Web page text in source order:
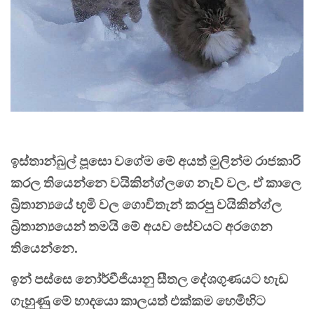
ඉස්තාන්බුල් පූසො වගේම මේ අයත් මුලින්ම රාජකාරි
කරල තියෙන්නෙ වයිකින්ග්ලගෙ නැව් වල. ඒ කාලෙ
බ්‍රිතාන්‍යයේ භූමි වල ගොවිතැන් කරපු වයිකින්ග්ල
බ්‍රිතාන්‍යයෙන් තමයි මේ අයව සේවයට අරගෙන
තියෙන්නෙ.
ඉන් පස්සෙ නෝර්වීජියානු සීතල දේශගුණයට හැඩ
ගැහුණු මේ හාදයො කාලයත් එක්කම හෙමිහිට